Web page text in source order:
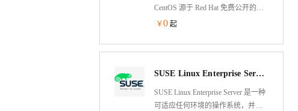
CentOS 源于 Red Hat 免费公开的源
代码，是一个企业级的 Linux 发行版
￥0 起
SUSE Linux Enterprise Server 12 SP5 64位
SUSE Linux Enterprise Server 是一种
可适应任何环境的操作系统，并且